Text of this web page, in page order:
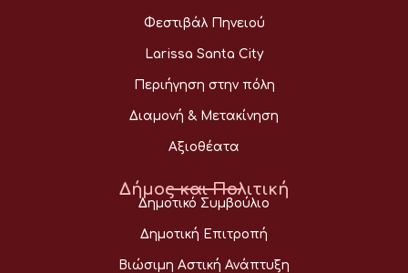
Φεστιβάλ Πηνειού
Larissa Santa City
Περιήγηση στην πόλη
Διαμονή & Μετακίνηση
Αξιοθέατα
Δήμος και Πολιτική
Δημοτικό Συμβούλιο
Δημοτική Επιτροπή
Βιώσιμη Αστική Ανάπτυξη